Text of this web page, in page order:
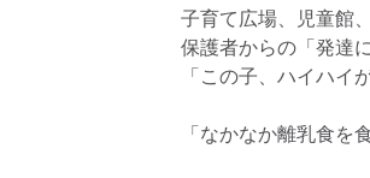
子育て広場、児童館
保護者からの「発達
「この子、ハイハイ
「なかなか離乳食を